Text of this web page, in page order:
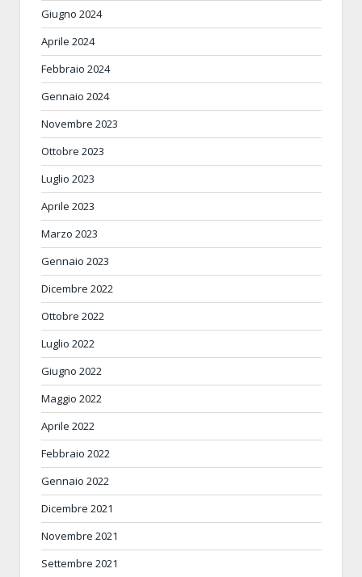
Giugno 2024
Aprile 2024
Febbraio 2024
Gennaio 2024
Novembre 2023
Ottobre 2023
Luglio 2023
Aprile 2023
Marzo 2023
Gennaio 2023
Dicembre 2022
Ottobre 2022
Luglio 2022
Giugno 2022
Maggio 2022
Aprile 2022
Febbraio 2022
Gennaio 2022
Dicembre 2021
Novembre 2021
Settembre 2021